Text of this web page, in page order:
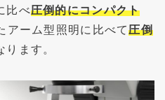
比べ圧倒的にコンパクト
アーム型照明に比べて圧倒
ります。